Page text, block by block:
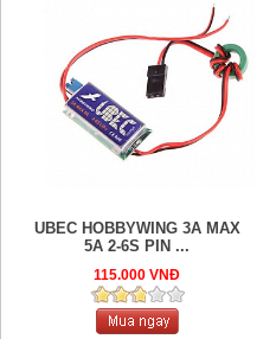
UBEC HOBBYWING 3A MAX
5A 2-6S PIN ...
115.000 VNĐ